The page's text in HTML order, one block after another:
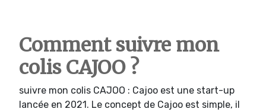
Comment suivre mon
colis CAJOO ?
suivre mon colis CAJOO : Cajoo est une start-up
lancée en 2021. Le concept de Cajoo est simple, il